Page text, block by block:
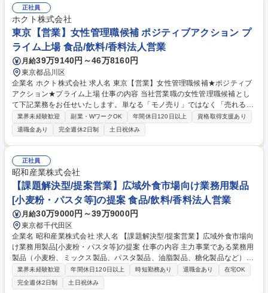
が、正社員登用実績多数。長期にご活躍いただける環境をご用意しており
ます。 募集職種 【事業企画/東京】小水力発電事業／正社員登用有 ◎前期
正社員登用率100%
正社員
ホクト株式会社
東京【営業】女性管理職候補 ポジティブアクション プ
ライム上場 食品/飲料/香料法人営業
月給39万9140円～46万8160円
東京都品川区
企業名 ホクト株式会社 求人名 東京【営業】女性管理職候補★ポジティブ
アクション★プライム上場 仕事の内容 当社営業職の女性管理職候補とし
て下記業務をお任せいたします。単なる「モノ売り」ではなく「売れる仕
組み」を考える提案/企画型の営業担当として季節・地域・顧客特性に応じ
た営業活動を行って頂きます。 【業務詳細】■量販店・小売店バイヤーへ
の提案営業：担当エリアのスーパー・量販店・小売店に対し、ホクト商品
の提案を行います。■販促企画・売場づくり：POP制作/販促企画の立案な
ど■メニュー提案・食の価値提案：時短調理メニュー/健康訴求レシピなど
■社内連携・商品改善へのフィードバック：営業現場で得た情報は、開
発・生産・マーケティング部門へフィードバックします。 募集職種 東京
【営業】女性管理職候補★ポジティブアクション★プライム上場
業界未経験歓迎 副業・WワークOK 年間休日120日以上
資格取得支援あり
退職金あり
完全週休2日制 土日祝休み
正社員
昭和産業株式会社
【課題解決型/提案営業】広域外食市場向け業務用製品
[小麦粉・パスタ等]の提案 食品/飲料/香料法人営業
月給30万9000円～39万9000円
東京都千代田区
企業名 昭和産業株式会社 求人名 【課題解決型/提案営業】広域外食市場向
け業務用製品[小麦粉・パスタ等]の提案 仕事の内容 主力事業である業務用
製品（小麦粉、ミックス製品、パスタ製品、油脂製品、糖化製品など）の
課題解決型提案営業をご担当いただきます。広域外食顧客市場に向けた営
業活動を通じてお客様の課題を解決へ導きます。 広域外食顧客市場に向け
た営業活動における提案資料の作成や商談、プレゼンテーションを行いま
業界未経験歓迎 年間休日120日以上 時短勤務あり 退職金あり
在宅OK
完全週休2日制
土日祝休み